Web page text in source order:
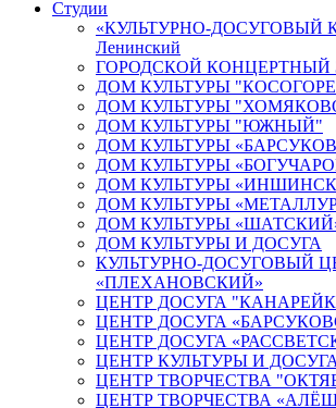
Студии
«КУЛЬТУРНО-ДОСУГОВЫЙ
Ленинский
ГОРОДСКОЙ КОНЦЕРТНЫЙ
ДОМ КУЛЬТУРЫ
ДОМ КУЛЬТУРЫ
ДОМ КУЛЬТУРЫ "ЮЖНЫЙ"
ДОМ КУЛЬТУРЫ
ДОМ КУЛЬТУРЫ
ДОМ КУЛЬТУРЫ
ДОМ КУЛЬТУРЫ
ДОМ КУЛЬТУРЫ
ДОМ КУЛЬТУРЫ И ДОСУГА
КУЛЬТУРНО-ДОСУГОВЫЙ
«ПЛЕХАНОВСКИЙ»
ЦЕНТР ДОСУГА
ЦЕНТР ДОСУГА
ЦЕНТР ДОСУГА
ЦЕНТР КУЛЬТУРЫ И
ЦЕНТР ТВОРЧЕСТВА
ЦЕНТР ТВОРЧЕСТВА